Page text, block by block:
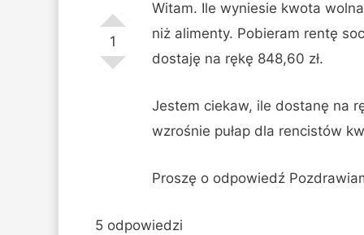
1
Witam. Ile wyniesie kwota
niż alimenty. Pobieram rentę
dostaję na rękę 848,60 zł.
Jestem ciekaw, ile dostanę na
wzrośnie pułap dla rencistów
Proszę o odpowiedź
5 odpowiedzi